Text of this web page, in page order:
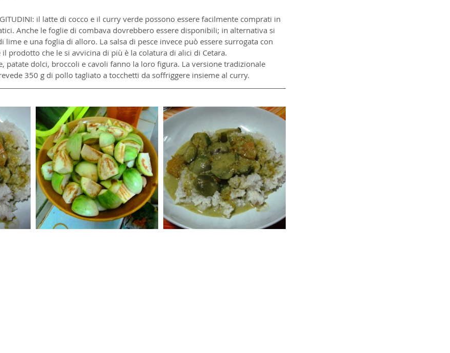
il latte di cocco e il curry verde possono essere facilmente comprati in
Anche le foglie di combava dovrebbero essere disponibili; in alternativa si
lime e una foglia di alloro. La salsa di pesce invece può essere surrogata con
il prodotto che le si avvicina di più è la colatura di alici di Cetara.
patate dolci, broccoli e cavoli fanno la loro figura. La versione tradizionale
350 g di pollo tagliato a tocchetti da soffriggere insieme al curry.